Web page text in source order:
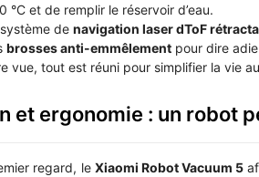
°C et de remplir le réservoir d’eau.
de navigation laser dToF
brosses anti-emmêlement pour dire
vue, tout est réuni pour simplifier la vie
et ergonomie : un robot
regard, le Xiaomi Robot Vacuum 5